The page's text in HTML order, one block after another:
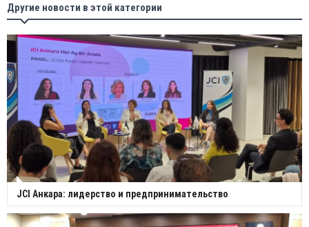
Другие новости в этой категории
JCI Анкара: лидерство и предпринимательство